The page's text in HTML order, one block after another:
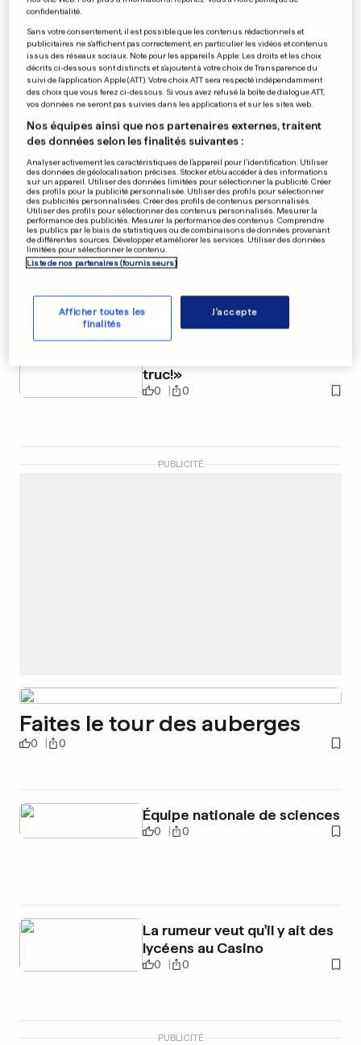
«Le temps aux mesures
d'entrer dans les mœurs»
0 0
Espagne et Portugal unis
pour l'énergie renouvelable
truc!»
0 0
PUBLICITÉ
Faites le tour des auberges
0 0
Équipe nationale de sciences
0 0
La rumeur veut qu'il y ait des
lycéens au Casino
0 0
PUBLICITÉ
confidentialité.
Sans votre consentement, il est possible que les contenus rédactionnels et
publicitaires ne s'affichent pas correctement, en particulier les vidéos et contenus
issus des réseaux sociaux. Note pour les appareils Apple: Les droits et les choix
décrits ci-dessous sont distincts et s'ajoutent à votre choix de Transparence du
suivi de l'application Apple (ATT). Votre choix ATT sera respecté indépendamment
des choix que vous ferez ci-dessous. Si vous avez refusé la boîte de dialogue ATT,
vos données ne seront pas suivies dans les applications et sur les sites web.
Nos équipes ainsi que nos partenaires externes, traitent
des données selon les finalités suivantes :
Analyser activement les caractéristiques de l’appareil pour l’identification. Utiliser
des données de géolocalisation précises. Stocker et/ou accéder à des informations
sur un appareil. Utiliser des données limitées pour sélectionner la publicité. Créer
des profils pour la publicité personnalisée. Utiliser des profils pour sélectionner
des publicités personnalisées. Créer des profils de contenus personnalisés.
Utiliser des profils pour sélectionner des contenus personnalisés. Mesurer la
performance des publicités. Mesurer la performance des contenus. Comprendre
les publics par le biais de statistiques ou de combinaisons de données provenant
de différentes sources. Développer et améliorer les services. Utiliser des données
limitées pour sélectionner le contenu.
Liste de nos partenaires (fournisseurs)
Afficher toutes les
finalités
J'accepte